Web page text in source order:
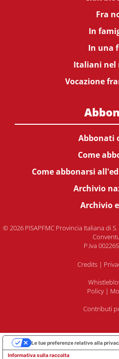
Fra
In
In una
Italiani nel
Vocazione
Abbonati
Come
Come abbonarsi
Archivio
Archivio
© 2026 PISAPFMC Provincia Italiana di
P.Iva
Credits |
Policy|
Contributi
Informativa sulla raccolta
Le tue preferenze relative alla